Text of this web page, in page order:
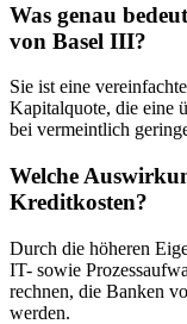
Was genau
von Basel III?
Sie ist eine
Kapitalquote, die eine
bei vermeintlich
Welche
Kreditkosten?
Durch die höheren
IT- sowie
rechnen, die Banken
werden.